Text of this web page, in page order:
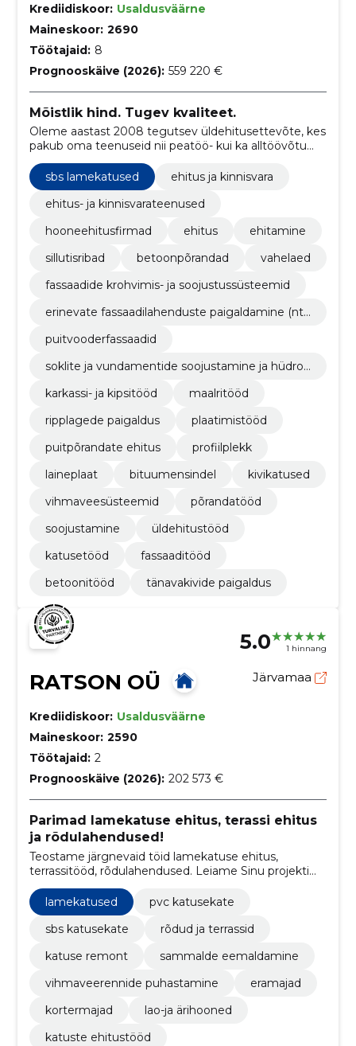
Krediidiskoor: Usaldusväärne
Maineskoor: 2690
Töötajaid: 8
Prognooskäive (2026): 559 220 €
Mõistlik hind. Tugev kvaliteet.
Oleme aastast 2008 tegutsev üldehitusettevõte, kes
pakub oma teenuseid nii peatöö- kui ka alltöövõtu
korras.
sbs lamekatused
ehitus ja kinnisvara
ehitus- ja kinnisvarateenused
hooneehitusfirmad
ehitus
ehitamine
sillutisribad
betoonpõrandad
vahelaed
fassaadide krohvimis- ja soojustussüsteemid
erinevate fassaadilahenduste paigaldamine (nt.
jne.)
puitvooderfassaadid
soklite ja vundamentide soojustamine ja hüdroi
karkassi- ja kipsitööd
maalritööd
ripplagede paigaldus
plaatimistööd
puitpõrandate ehitus
profiilplekk
laineplaat
bituumensindel
kivikatused
vihmaveesüsteemid
põrandatööd
soojustamine
üldehitustööd
katusetööd
fassaaditööd
betoonitööd
tänavakivide paigaldus
5.0 1 hinnang
RATSON OÜ Järvamaa
Krediidiskoor: Usaldusväärne
Maineskoor: 2590
Töötajaid: 2
Prognooskäive (2026): 202 573 €
Parimad lamekatuse ehitus, terassi ehitus
ja rõdulahendused!
Teostame järgnevaid töid lamekatuse ehitus,
terrassitööd, rõdulahendused. Leiame Sinu projekti
jaoks parima lahenduse.
lamekatused
pvc katusekate
sbs katusekate
rõdud ja terrassid
katuse remont
sammalde eemaldamine
vihmaveerennide puhastamine
eramajad
kortermajad
lao-ja ärihooned
katuste ehitustööd